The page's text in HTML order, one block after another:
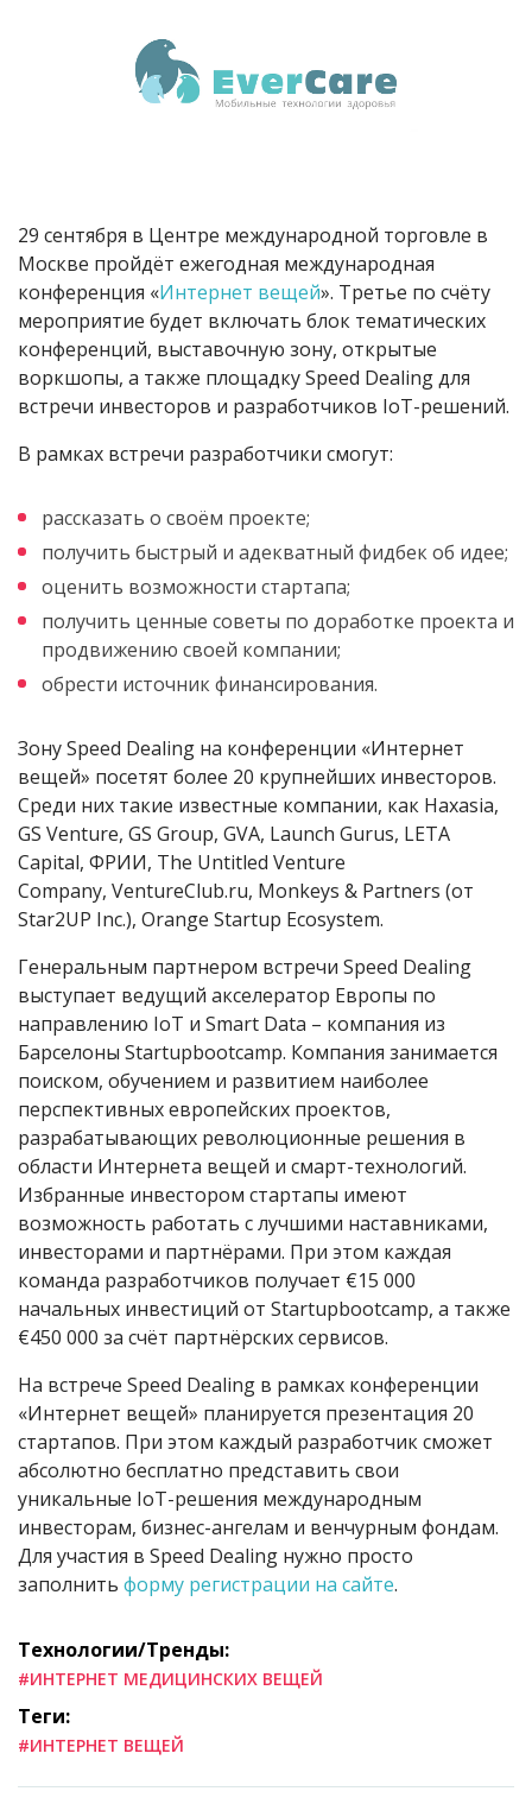
29 сентября в Центре международной торговле в
Москве пройдёт ежегодная международная
конференция «Интернет вещей». Третье по счёту
мероприятие будет включать блок тематических
конференций, выставочную зону, открытые
воркшопы, а также площадку Speed Dealing для
встречи инвесторов и разработчиков IoT-решений.
В рамках встречи разработчики смогут:
рассказать о своём проекте;
получить быстрый и адекватный фидбек об идее;
оценить возможности стартапа;
получить ценные советы по доработке проекта и
продвижению своей компании;
обрести источник финансирования.
Зону Speed Dealing на конференции «Интернет
вещей» посетят более 20 крупнейших инвесторов.
Среди них такие известные компании, как Haxasia,
GS Venture, GS Group, GVA, Launch Gurus, LETA
Capital, ФРИИ, The Untitled Venture
Company, VentureClub.ru, Monkeys & Partners (от
Star2UP Inc.), Orange Startup Ecosystem.
Генеральным партнером встречи Speed Dealing
выступает ведущий акселератор Европы по
направлению IoT и Smart Data – компания из
Барселоны Startupbootcamp. Компания занимается
поиском, обучением и развитием наиболее
перспективных европейских проектов,
разрабатывающих революционные решения в
области Интернета вещей и смарт-технологий.
Избранные инвестором стартапы имеют
возможность работать с лучшими наставниками,
инвесторами и партнёрами. При этом каждая
команда разработчиков получает €15 000
начальных инвестиций от Startupbootcamp, а также
€450 000 за счёт партнёрских сервисов.
На встрече Speed Dealing в рамках конференции
«Интернет вещей» планируется презентация 20
стартапов. При этом каждый разработчик сможет
абсолютно бесплатно представить свои
уникальные IoT-решения международным
инвесторам, бизнес-ангелам и венчурным фондам.
Для участия в Speed Dealing нужно просто
заполнить форму регистрации на сайте.
Технологии/Тренды:
#ИНТЕРНЕТ МЕДИЦИНСКИХ ВЕЩЕЙ
Теги:
#ИНТЕРНЕТ ВЕЩЕЙ